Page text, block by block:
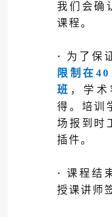
我们会确
课程。
· 为了保
限制在
班 ，学
得。培训
场报到时
插件。
·课程结
授课讲师